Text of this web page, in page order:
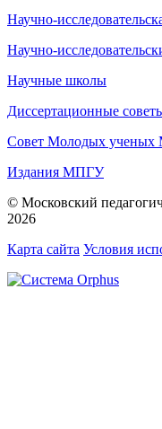
Научно-
Научно-
Научные школы
Диссертационные
Совет Молодых
Издания МПГУ
© Московский
2026
Карта сайта Условия